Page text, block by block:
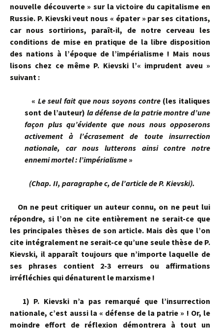
nouvelle découverte » sur la victoire du capitalisme en
Russie. P. Kievski veut nous « épater » par ses citations,
car nous sortirions, paraît-il, de notre cerveau les
conditions de mise en pratique de la libre disposition
des nations à l’époque de l’impérialisme ! Mais nous
lisons chez ce même P. Kievski l’« imprudent aveu »
suivant :
« Le seul fait que nous soyons contre(les italiques
sont de l’auteur) la dé­fense de la patrie montre d’une
façon plus qu’évidente que nous nous op­poserons
activement à l’écrasement de toute insurrection
nationale, car nous lutterons ainsi contre notre
ennemi mortel : l’impérialisme »
(Chap. II, paragraphe c, de l’article de P. Kievski).
On ne peut critiquer un auteur connu, on ne peut lui
répondre, si l’on ne cite entièrement ne serait-ce que
les principales thèses de son article. Mais dès que l’on
cite intégralement ne serait-ce qu’une seule thèse de P.
Kievski, il apparaît toujours que n’importe laquelle de
ses phrases contient 2-3 erreurs ou affirmations
irréfléchies qui dénaturent le marxisme !
1) P. Kievski n’a pas remarqué que l’insurrection
nationale, c’est aussi la « défense de la patrie » ! Or, le
moindre effort de réflexion démontrera à tout un